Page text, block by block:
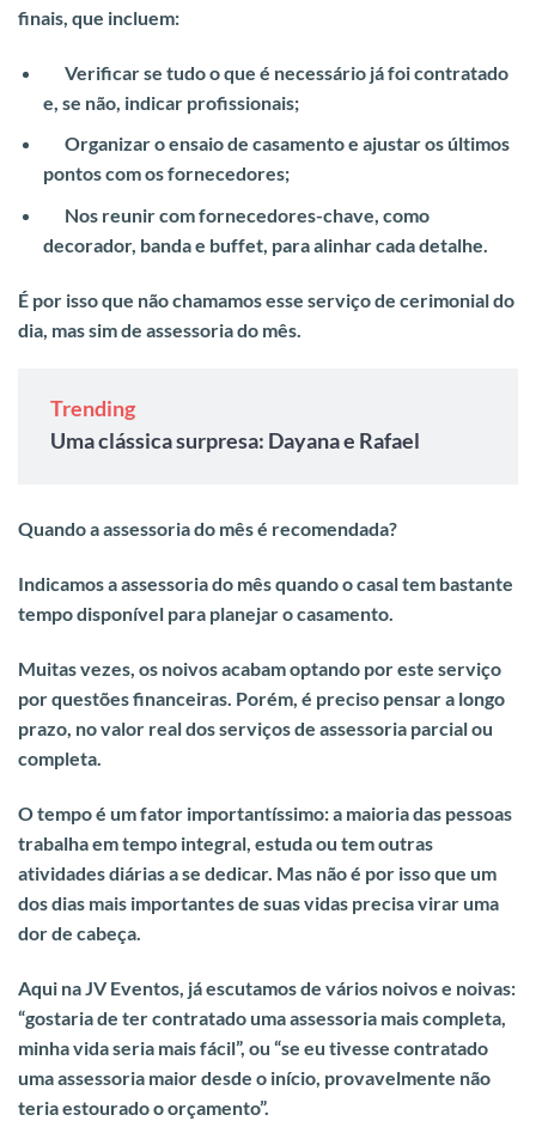
finais, que incluem:
Verificar se tudo o que é necessário já foi contratado
e, se não, indicar profissionais;
Organizar o ensaio de casamento e ajustar os últimos
pontos com os fornecedores;
Nos reunir com fornecedores-chave, como
decorador, banda e buffet, para alinhar cada detalhe.
É por isso que não chamamos esse serviço de cerimonial do
dia, mas sim de assessoria do mês.
Trending
Uma clássica surpresa: Dayana e Rafael
Quando a assessoria do mês é recomendada?
Indicamos a assessoria do mês quando o casal tem bastante
tempo disponível para planejar o casamento.
Muitas vezes, os noivos acabam optando por este serviço
por questões financeiras. Porém, é preciso pensar a longo
prazo, no valor real dos serviços de assessoria parcial ou
completa.
O tempo é um fator importantíssimo: a maioria das pessoas
trabalha em tempo integral, estuda ou tem outras
atividades diárias a se dedicar. Mas não é por isso que um
dos dias mais importantes de suas vidas precisa virar uma
dor de cabeça.
Aqui na JV Eventos, já escutamos de vários noivos e noivas:
“gostaria de ter contratado uma assessoria mais completa,
minha vida seria mais fácil”, ou “se eu tivesse contratado
uma assessoria maior desde o início, provavelmente não
teria estourado o orçamento”.